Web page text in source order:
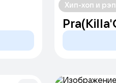
Хип-хоп и рэп